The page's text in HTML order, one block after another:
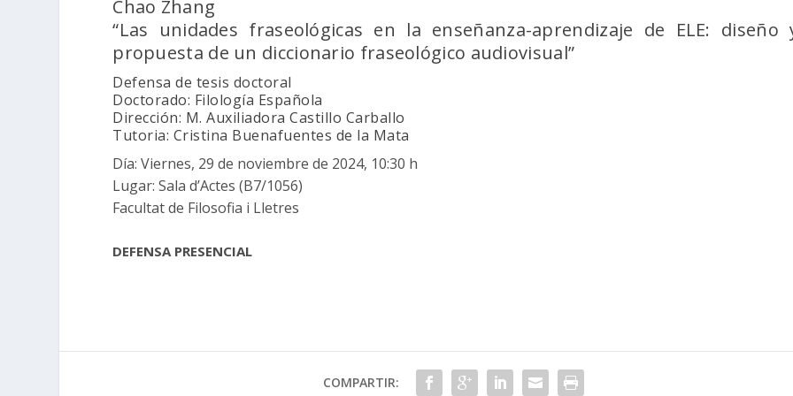
Chao Zhang
“Las unidades fraseológicas en la enseñanza-aprendizaje de ELE: diseño
propuesta de un diccionario fraseológico audiovisual”
Defensa de tesis doctoral
Doctorado: Filología Española
Dirección: M. Auxiliadora Castillo Carballo
Tutoria: Cristina Buenafuentes de la Mata
Día: Viernes, 29 de noviembre de 2024, 10:30 h
Lugar: Sala d’Actes (B7/1056)
Facultat de Filosofia i Lletres
DEFENSA PRESENCIAL
COMPARTIR: